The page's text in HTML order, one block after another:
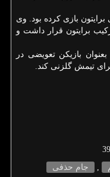
بازی كرده بود. وی
برایتون قرار داشت و
بازیكن تعویضی در
تیمش گلزنی كند.
, جام حذفی